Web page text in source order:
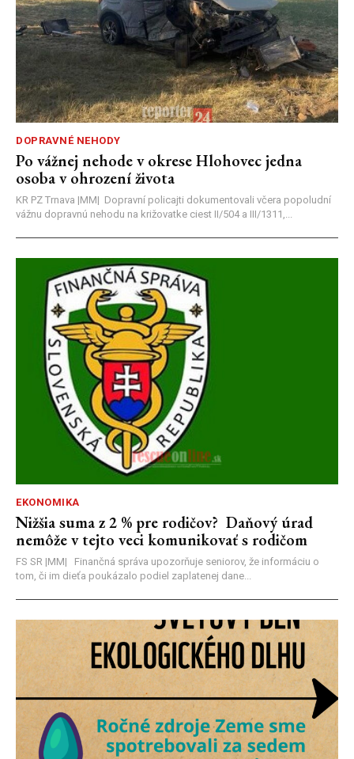
DOPRAVNÉ NEHODY
Po vážnej nehode v okrese Hlohovec jedna
osoba v ohrození života
KR PZ Trnava |MM| Dopravní policajti dokumentovali včera popoludní
vážnu dopravnú nehodu na križovatke ciest II/504 a III/1311,...
EKONOMIKA
Nižšia suma z 2 % pre rodičov? Daňový úrad
nemôže v tejto veci komunikovať s rodičom
FS SR |MM| Finančná správa upozorňuje seniorov, že informáciu o
tom, či im dieťa poukázalo podiel zaplatenej dane...